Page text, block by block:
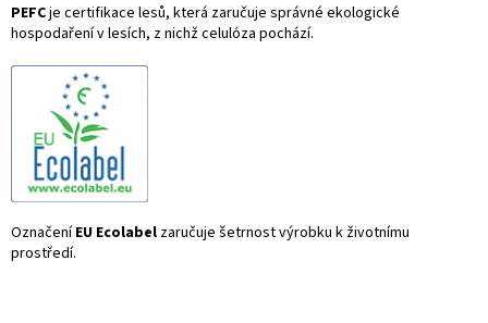
PEFCje certifikace lesů, která zaručuje správné ekologické
hospodaření v lesích, z nichž celulóza pochází.
OznačeníEU Ecolabel zaručuje šetrnost výrobku k životnímu
prostředí.